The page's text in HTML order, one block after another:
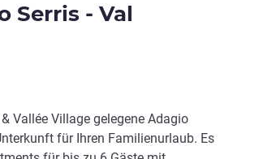
Serris - Val
Vallée Village gelegene Adagio
für Ihren Familienurlaub. Es